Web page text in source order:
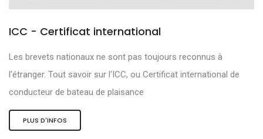
ICC - Certificat international
Les brevets nationaux ne sont pas toujours reconnus à
l'étranger. Tout savoir sur l'ICC, ou Certificat international de
conducteur de bateau de plaisance
PLUS D'INFOS